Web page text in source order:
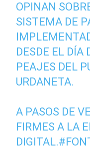
OPINAN
SISTEMA DE
DESDE EL DÍA
PEAJES DEL
URDANETA.
A PASOS DE
FIRMES A LA
DIGITAL.